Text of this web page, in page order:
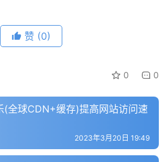
赞 (0)
0 0
全球CDN+缓存)提高网站访问速
2023年3月20日 19:49